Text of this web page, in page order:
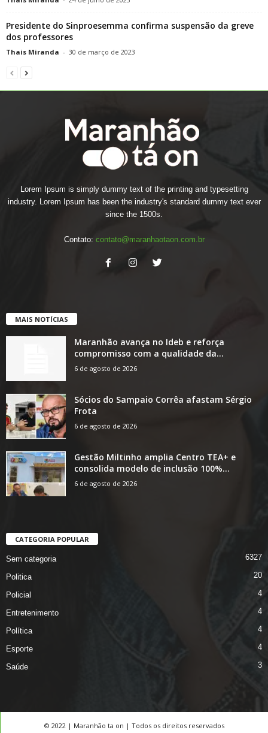
Presidente do Sinproesemma confirma suspensão da greve
dos professores
Thais Miranda - 30 de março de 2023
Lorem Ipsum is simply dummy text of the printing and typesetting
industry. Lorem Ipsum has been the industry's standard dummy text ever
since the 1500s.
Contato: contato@maranhaotaon.com.br
MAIS NOTÍCIAS
Maranhão avança no Ideb e reforça
compromisso com a qualidade da...
6 de agosto de 2026
Sócios do Sampaio Corrêa afastam Sérgio
Frota
6 de agosto de 2026
Gestão Miltinho amplia Centro TEA+ e
consolida modelo de inclusão 100%...
6 de agosto de 2026
CATEGORIA POPULAR
Sem categoria 6327
Politica 20
Policial 4
Entretenimento 4
Política 4
Esporte 4
Saúde 3
© 2022 | Maranhão ta on | Todos os direitos reservados